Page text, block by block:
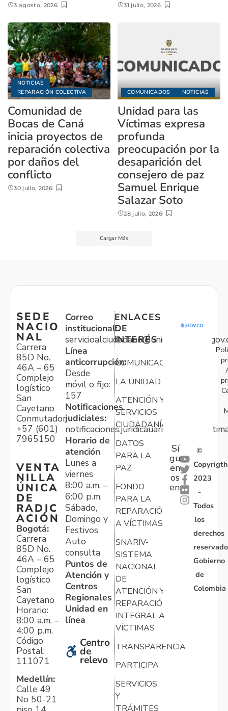
3 agosto, 2026 31 julio, 2026
NOTICIAS
REPARACIÓN COLECTIVA
Comunidad de
Bocas de Caná
inicia proyectos de
reparación colectiva
por daños del
conflicto
30 julio, 2026
COMUNICADOS NOTICIAS
Unidad para las
Víctimas expresa
profunda
preocupación por la
desaparición del
consejero de paz
Samuel Enrique
Salazar Soto
28 julio, 2026
Cargar Más
SEDE
NACIO
NAL
Carrera
85D No.
46A – 65
Complejo
logístico
San
Cayetano
Conmutador:
+57 (601)
7965150
VENTA
NILLA
ÚNICA
DE
RADIC
ACIÓN
Bogotá:
Carrera
85D No.
46A – 65
Complejo
logístico
San
Cayetano
Horario:
8:00 a.m. –
4:00 p.m.
Código
Postal:
111071
Medellín:
Calle 49
No 50-21
Correo
institucional:
Línea
anticorrupción:
Desde
móvil o fijo:
157
Notificaciones
judiciales:
Horario de
atención
Lunes a
viernes
8:00 a.m. –
6:00 p.m.
Sábado,
Domingo y
Festivos
Auto
consulta
Puntos de
Atención y
Centros
Regionales
Unidad en
línea
Centro
de
relevo
ENLACES
DE
INTERÉS
COMUNICACIONES
LA UNIDAD
ATENCIÓN Y
SERVICIOS
CIUDADANÍA
DATOS
PARA LA
PAZ
FONDO
PARA LA
REPARACIÓN
A VÍCTIMAS
SNARIV-
SISTEMA
NACIONAL
DE
ATENCIÓN Y
REPARACIÓN
INTEGRAL A
VÍCTIMAS
TRANSPARENCIA
PARTICIPA
SERVICIOS
Y
TRÁMITES
Sí
gu
en
os
en:
©
Copyrigth
2023
-
Todos
los
derechos
Gobierno
de
Colombia